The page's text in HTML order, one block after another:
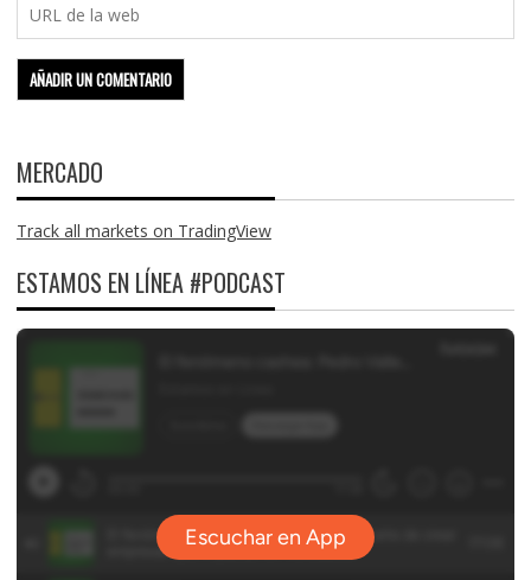
MERCADO
Track all markets on TradingView
ESTAMOS EN LÍNEA #PODCAST